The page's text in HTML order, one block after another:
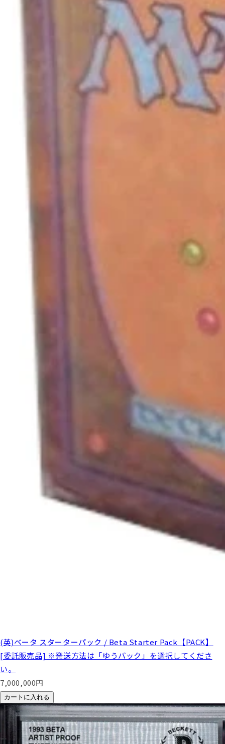
(英)ベータ スターターパック / Beta Starter Pack【PACK】
[委託販売品] ※発送方法は「ゆうパック」を選択してくださ
い。
7,000,000円
カートに入れる